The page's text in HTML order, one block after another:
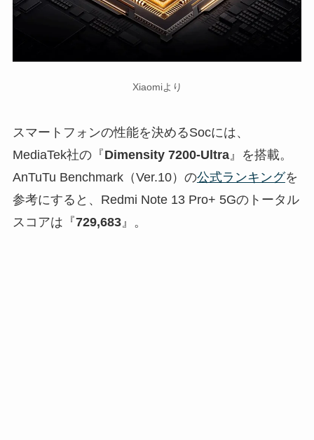
Xiaomiより
スマートフォンの性能を決めるSocには、
MediaTek社の『Dimensity 7200-Ultra』を搭載。
AnTuTu Benchmark（Ver.10）の公式ランキングを
参考にすると、Redmi Note 13 Pro+ 5Gのトータル
スコアは『729,683』。